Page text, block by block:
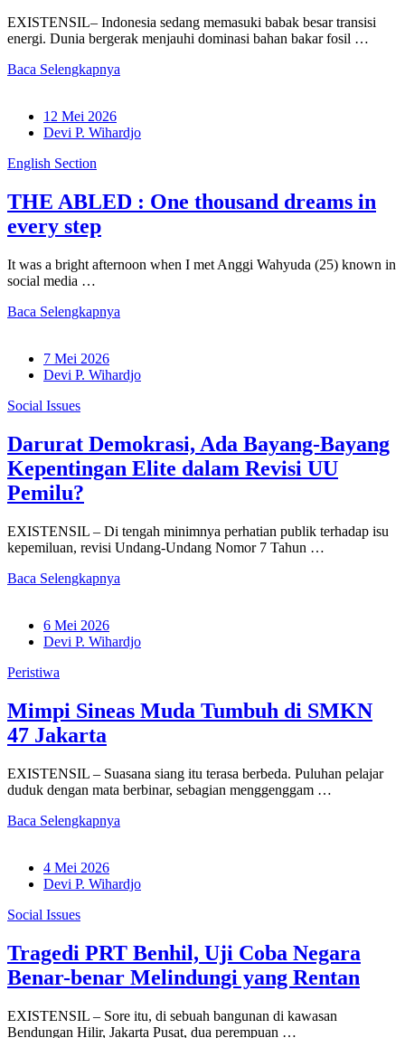
EXISTENSIL– Indonesia sedang memasuki babak besar transisi
energi. Dunia bergerak menjauhi dominasi bahan bakar fosil …
Baca Selengkapnya
12 Mei 2026
Devi P. Wihardjo
English Section
THE ABLED : One thousand dreams in
every step
It was a bright afternoon when I met Anggi Wahyuda (25) known in
social media …
Baca Selengkapnya
7 Mei 2026
Devi P. Wihardjo
Social Issues
Darurat Demokrasi, Ada Bayang-Bayang
Kepentingan Elite dalam Revisi UU
Pemilu?
EXISTENSIL – Di tengah minimnya perhatian publik terhadap isu
kepemiluan, revisi Undang-Undang Nomor 7 Tahun …
Baca Selengkapnya
6 Mei 2026
Devi P. Wihardjo
Peristiwa
Mimpi Sineas Muda Tumbuh di SMKN
47 Jakarta
EXISTENSIL – Suasana siang itu terasa berbeda. Puluhan pelajar
duduk dengan mata berbinar, sebagian menggenggam …
Baca Selengkapnya
4 Mei 2026
Devi P. Wihardjo
Social Issues
Tragedi PRT Benhil, Uji Coba Negara
Benar-benar Melindungi yang Rentan
EXISTENSIL – Sore itu, di sebuah bangunan di kawasan
Bendungan Hilir, Jakarta Pusat, dua perempuan …